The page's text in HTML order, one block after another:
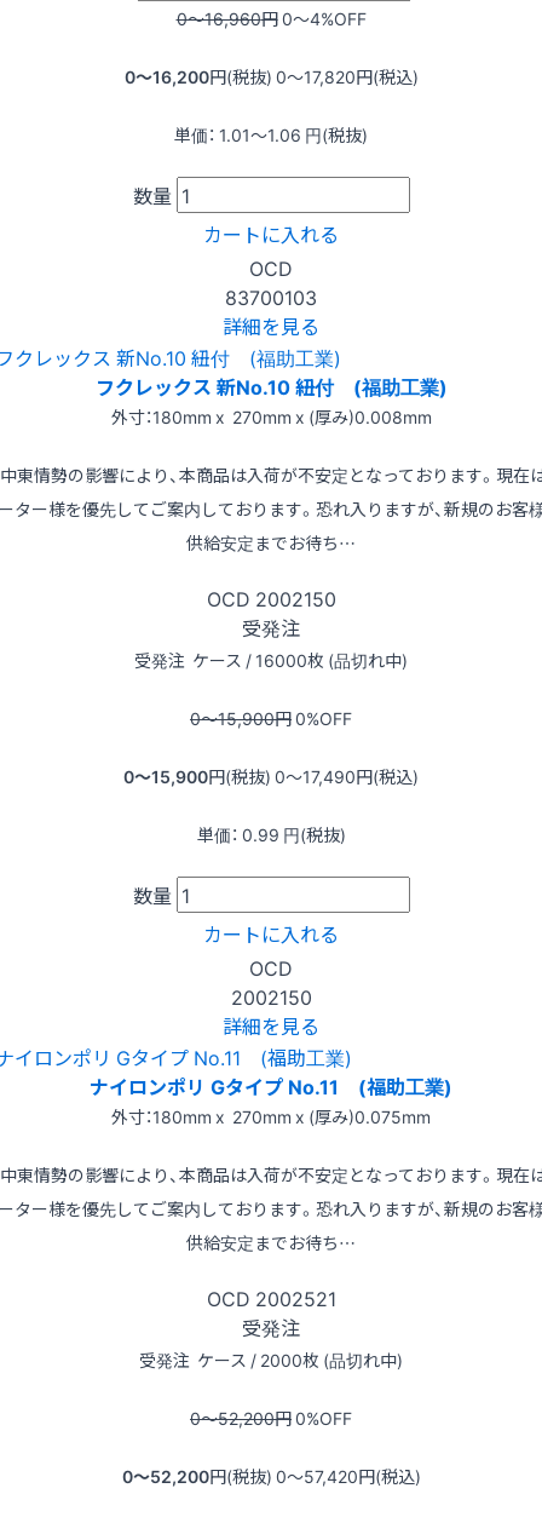
0〜16,960円0〜4%OFF
0〜16,200円(税抜) 0〜17,820円(税込)
単価： 1.01〜1.06 円(税抜)
数量
カートに入れる
OCD
83700103
詳細を見る
フクレックス 新No.10 紐付 (福助工業)
外寸：180mm x 270mm x (厚み)0.008mm
東情勢の影響により、本商品は入荷が不安定となっております。現在
ター様を優先してご案内しております。恐れ入りますが、新規のお客
供給安定までお待ち…
OCD 2002150
受発注
受発注 ケース / 16000枚 (品切れ中)
0〜15,900円0%OFF
0〜15,900円(税抜) 0〜17,490円(税込)
単価： 0.99 円(税抜)
数量
カートに入れる
OCD
2002150
詳細を見る
ナイロンポリ Gタイプ No.11 (福助工業)
外寸：180mm x 270mm x (厚み)0.075mm
東情勢の影響により、本商品は入荷が不安定となっております。現在
ター様を優先してご案内しております。恐れ入りますが、新規のお客
供給安定までお待ち…
OCD 2002521
受発注
受発注 ケース / 2000枚 (品切れ中)
0〜52,200円0%OFF
0〜52,200円(税抜) 0〜57,420円(税込)